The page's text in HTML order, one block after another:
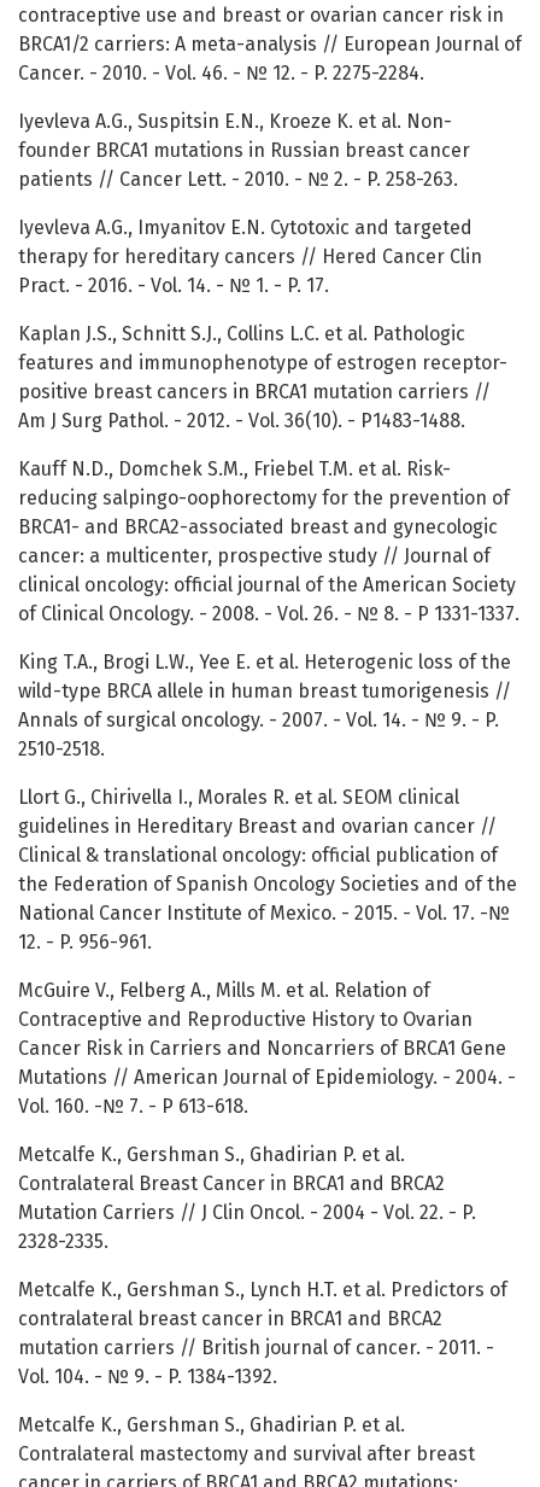
contraceptive use and breast or ovarian cancer risk in
BRCA1/2 carriers: A meta-analysis // European Journal of
Cancer. - 2010. - Vol. 46. - № 12. - P. 2275-2284.
Iyevleva A.G., Suspitsin E.N., Kroeze K. et al. Non-
founder BRCA1 mutations in Russian breast cancer
patients // Cancer Lett. - 2010. - № 2. - P. 258-263.
Iyevleva A.G., Imyanitov E.N. Cytotoxic and targeted
therapy for hereditary cancers // Hered Cancer Clin
Pract. - 2016. - Vol. 14. - № 1. - P. 17.
Kaplan J.S., Schnitt S.J., Collins L.C. et al. Pathologic
features and immunophenotype of estrogen receptor-
positive breast cancers in BRCA1 mutation carriers //
Am J Surg Pathol. - 2012. - Vol. 36(10). - P1483-1488.
Kauff N.D., Domchek S.M., Friebel T.M. et al. Risk-
reducing salpingo-oophorectomy for the prevention of
BRCA1- and BRCA2-associated breast and gynecologic
cancer: a multicenter, prospective study // Journal of
clinical oncology: official journal of the American Society
of Clinical Oncology. - 2008. - Vol. 26. - № 8. - P 1331-1337.
King T.A., Brogi L.W., Yee E. et al. Heterogenic loss of the
wild-type BRCA allele in human breast tumorigenesis //
Annals of surgical oncology. - 2007. - Vol. 14. - № 9. - P.
2510-2518.
Llort G., Chirivella I., Morales R. et al. SEOM clinical
guidelines in Hereditary Breast and ovarian cancer //
Clinical & translational oncology: official publication of
the Federation of Spanish Oncology Societies and of the
National Cancer Institute of Mexico. - 2015. - Vol. 17. -№
12. - P. 956-961.
McGuire V., Felberg A., Mills M. et al. Relation of
Contraceptive and Reproductive History to Ovarian
Cancer Risk in Carriers and Noncarriers of BRCA1 Gene
Mutations // American Journal of Epidemiology. - 2004. -
Vol. 160. -№ 7. - P 613-618.
Metcalfe K., Gershman S., Ghadirian P. et al.
Contralateral Breast Cancer in BRCA1 and BRCA2
Mutation Carriers // J Clin Oncol. - 2004 - Vol. 22. - P.
2328-2335.
Metcalfe K., Gershman S., Lynch H.T. et al. Predictors of
contralateral breast cancer in BRCA1 and BRCA2
mutation carriers // British journal of cancer. - 2011. -
Vol. 104. - № 9. - P. 1384-1392.
Metcalfe K., Gershman S., Ghadirian P. et al.
Contralateral mastectomy and survival after breast